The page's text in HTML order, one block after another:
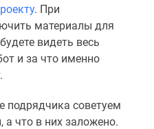
. При
материалы для
видеть весь
и за что именно
подрядчика советуем
что в них заложено.